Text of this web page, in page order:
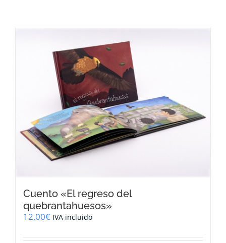
Cuento «El regreso del
quebrantahuesos»
12,00€ IVA incluido